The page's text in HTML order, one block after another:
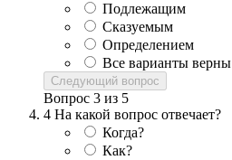
Подлежащим
Сказуемым
Определением
Все варианты верны
Следующий вопрос
Вопрос 3 из 5
4 На какой вопрос отвечает?
Когда?
Как?